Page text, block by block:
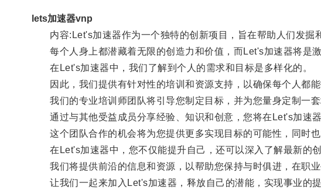
lets加速器vnp
内容:Let's加速器作为一个独特的创新项目，旨在帮助人们发掘
每个人身上都潜藏着无限的创造力和价值，而Let's加速器将是激
在Let's加速器中，我们了解到个人的需求和目标是多样化的。
因此，我们提供有针对性的培训和资源支持，以确保每个人都能
我们的专业培训师团队将引导您制定目标，并为您量身定制一套
通过与其他受益成员分享经验、知识和创意，您将在Let's加速器
这个团队合作的机会将为您提供更多实现目标的可能性，同时也
在Let's加速器中，您不仅能提升自己，还可以深入了解最新的创
我们将提供前沿的信息和资源，以帮助您保持与时俱进，在职业
让我们一起来加入Let's加速器，释放自己的潜能，实现事业的提